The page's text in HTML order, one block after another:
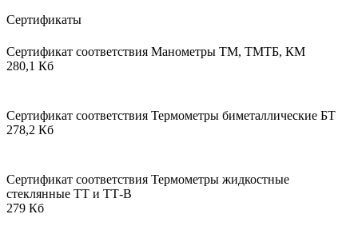
Сертификаты
Сертификат соответствия Манометры ТМ, ТМТБ, КМ
280,1 Кб
Сертификат соответствия Термометры биметаллические БТ
278,2 Кб
Сертификат соответствия Термометры жидкостные
стеклянные ТТ и ТТ-В
279 Кб